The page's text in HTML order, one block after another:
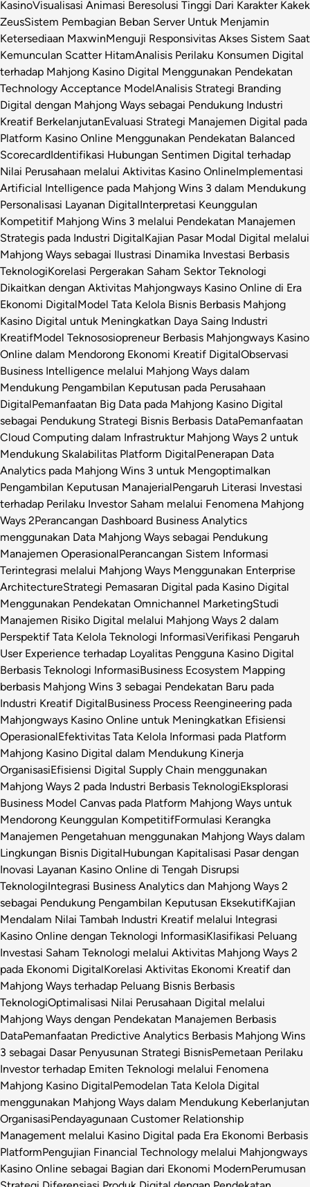
KasinoVisualisasi Animasi Beresolusi Tinggi Dari Karakter Kakek
ZeusSistem Pembagian Beban Server Untuk Menjamin
Ketersediaan MaxwinMenguji Responsivitas Akses Sistem Saat
Kemunculan Scatter HitamAnalisis Perilaku Konsumen Digital
terhadap Mahjong Kasino Digital Menggunakan Pendekatan
Technology Acceptance ModelAnalisis Strategi Branding
Digital dengan Mahjong Ways sebagai Pendukung Industri
Kreatif BerkelanjutanEvaluasi Strategi Manajemen Digital pada
Platform Kasino Online Menggunakan Pendekatan Balanced
ScorecardIdentifikasi Hubungan Sentimen Digital terhadap
Nilai Perusahaan melalui Aktivitas Kasino OnlineImplementasi
Artificial Intelligence pada Mahjong Wins 3 dalam Mendukung
Personalisasi Layanan DigitalInterpretasi Keunggulan
Kompetitif Mahjong Wins 3 melalui Pendekatan Manajemen
Strategis pada Industri DigitalKajian Pasar Modal Digital melalui
Mahjong Ways sebagai Ilustrasi Dinamika Investasi Berbasis
TeknologiKorelasi Pergerakan Saham Sektor Teknologi
Dikaitkan dengan Aktivitas Mahjongways Kasino Online di Era
Ekonomi DigitalModel Tata Kelola Bisnis Berbasis Mahjong
Kasino Digital untuk Meningkatkan Daya Saing Industri
KreatifModel Teknososiopreneur Berbasis Mahjongways Kasino
Online dalam Mendorong Ekonomi Kreatif DigitalObservasi
Business Intelligence melalui Mahjong Ways dalam
Mendukung Pengambilan Keputusan pada Perusahaan
DigitalPemanfaatan Big Data pada Mahjong Kasino Digital
sebagai Pendukung Strategi Bisnis Berbasis DataPemanfaatan
Cloud Computing dalam Infrastruktur Mahjong Ways 2 untuk
Mendukung Skalabilitas Platform DigitalPenerapan Data
Analytics pada Mahjong Wins 3 untuk Mengoptimalkan
Pengambilan Keputusan ManajerialPengaruh Literasi Investasi
terhadap Perilaku Investor Saham melalui Fenomena Mahjong
Ways 2Perancangan Dashboard Business Analytics
menggunakan Data Mahjong Ways sebagai Pendukung
Manajemen OperasionalPerancangan Sistem Informasi
Terintegrasi melalui Mahjong Ways Menggunakan Enterprise
ArchitectureStrategi Pemasaran Digital pada Kasino Digital
Menggunakan Pendekatan Omnichannel MarketingStudi
Manajemen Risiko Digital melalui Mahjong Ways 2 dalam
Perspektif Tata Kelola Teknologi InformasiVerifikasi Pengaruh
User Experience terhadap Loyalitas Pengguna Kasino Digital
Berbasis Teknologi InformasiBusiness Ecosystem Mapping
berbasis Mahjong Wins 3 sebagai Pendekatan Baru pada
Industri Kreatif DigitalBusiness Process Reengineering pada
Mahjongways Kasino Online untuk Meningkatkan Efisiensi
OperasionalEfektivitas Tata Kelola Informasi pada Platform
Mahjong Kasino Digital dalam Mendukung Kinerja
OrganisasiEfisiensi Digital Supply Chain menggunakan
Mahjong Ways 2 pada Industri Berbasis TeknologiEksplorasi
Business Model Canvas pada Platform Mahjong Ways untuk
Mendorong Keunggulan KompetitifFormulasi Kerangka
Manajemen Pengetahuan menggunakan Mahjong Ways dalam
Lingkungan Bisnis DigitalHubungan Kapitalisasi Pasar dengan
Inovasi Layanan Kasino Online di Tengah Disrupsi
TeknologiIntegrasi Business Analytics dan Mahjong Ways 2
sebagai Pendukung Pengambilan Keputusan EksekutifKajian
Mendalam Nilai Tambah Industri Kreatif melalui Integrasi
Kasino Online dengan Teknologi InformasiKlasifikasi Peluang
Investasi Saham Teknologi melalui Aktivitas Mahjong Ways 2
pada Ekonomi DigitalKorelasi Aktivitas Ekonomi Kreatif dan
Mahjong Ways terhadap Peluang Bisnis Berbasis
TeknologiOptimalisasi Nilai Perusahaan Digital melalui
Mahjong Ways dengan Pendekatan Manajemen Berbasis
DataPemanfaatan Predictive Analytics Berbasis Mahjong Wins
3 sebagai Dasar Penyusunan Strategi BisnisPemetaan Perilaku
Investor terhadap Emiten Teknologi melalui Fenomena
Mahjong Kasino DigitalPemodelan Tata Kelola Digital
menggunakan Mahjong Ways dalam Mendukung Keberlanjutan
OrganisasiPendayagunaan Customer Relationship
Management melalui Kasino Digital pada Era Ekonomi Berbasis
PlatformPengujian Financial Technology melalui Mahjongways
Kasino Online sebagai Bagian dari Ekonomi ModernPerumusan